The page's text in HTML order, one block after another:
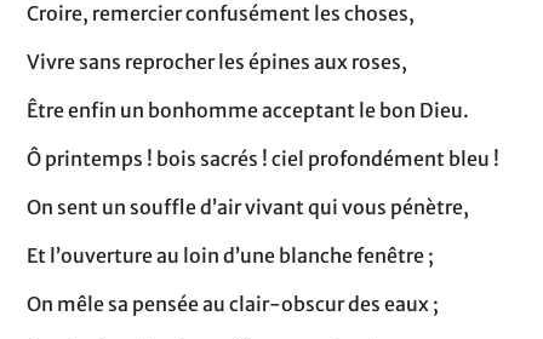
Croire, remercier confusément les choses,
Vivre sans reprocher les épines aux roses,
Être enfin un bonhomme acceptant le bon Dieu.
Ô printemps ! bois sacrés ! ciel profondément bleu !
On sent un souffle d’air vivant qui vous pénètre,
Et l’ouverture au loin d’une blanche fenêtre ;
On mêle sa pensée au clair-obscur des eaux ;